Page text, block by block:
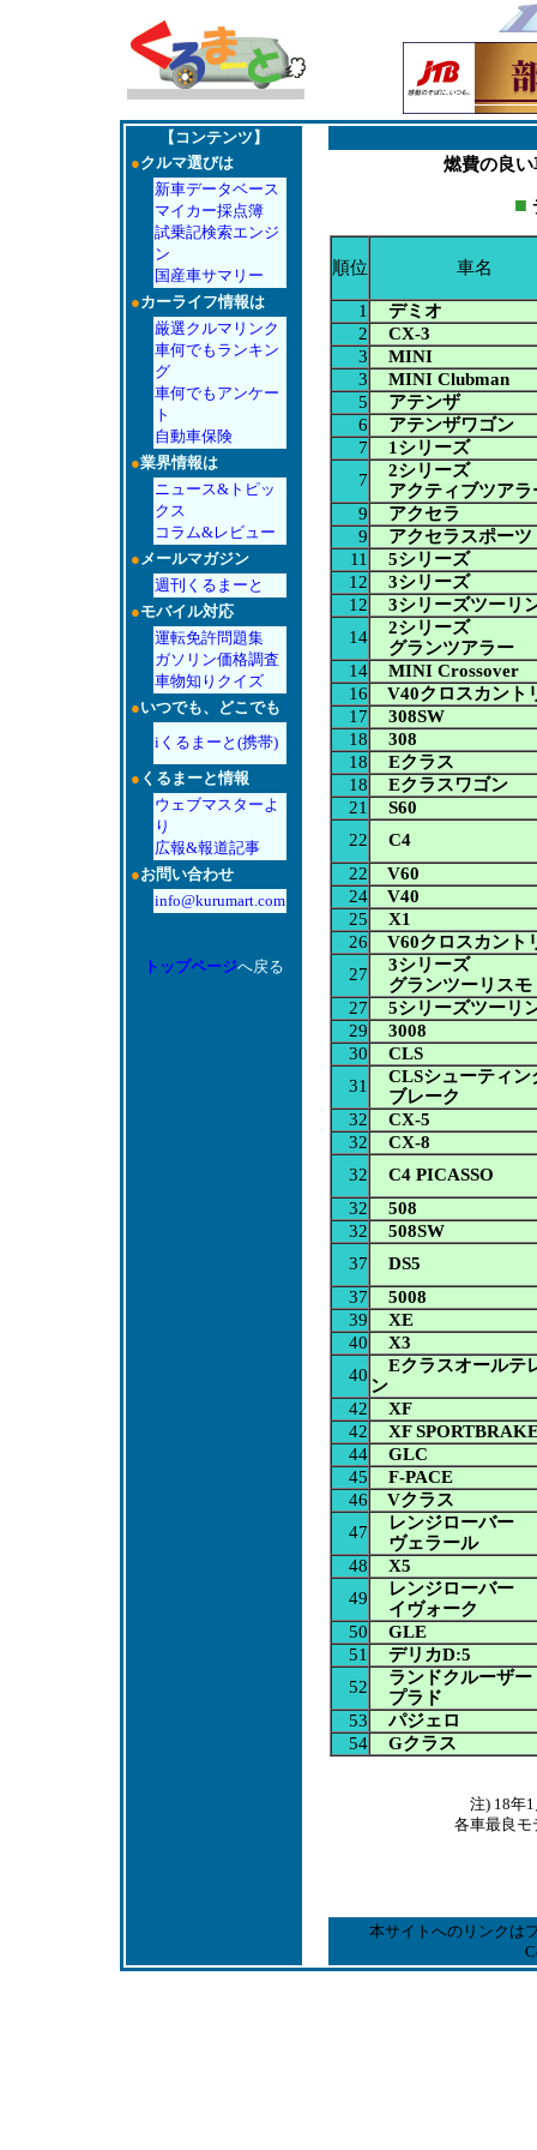
【コンテンツ】
●クルマ選びは
新車データベース
マイカー採点簿
試乗記検索エンジ
ン
国産車サマリー
●カーライフ情報は
厳選クルマリンク
車何でもランキン
グ
車何でもアンケー
ト
自動車保険
●業界情報は
ニュース&トピッ
クス
コラム&レビュー
●メールマガジン
週刊くるまーと
●モバイル対応
運転免許問題集
ガソリン価格調査
車物知りクイズ
●いつでも、どこでも
iくるまーと(携帯)
● くるまーと情報
ウェブマスターよ
り
広報&報道記事
●お問い合わせ
info@kurumart.com
トップページへ戻る
燃費の良
■
順位 車名
1
デミオ
2
CX-3
3
MINI
3
MINI Clubman
5
アテンザ
6
アテンザワゴン
7
1シリーズ
7
2シリーズ
アクティブツアラ
9
アクセラ
9
アクセラスポーツ
11
5シリーズ
12
3シリーズ
12
3シリーズツーリ
14
2シリーズ
グランツアラー
14
MINI Crossover
16
V40クロスカント
17
308SW
18
308
18
Eクラス
18
Eクラスワゴン
21
S60
22
C4
22
V60
24
V40
25
X1
26
V60クロスカント
27
3シリーズ
グランツーリスモ
27
5シリーズツーリ
29
3008
30
CLS
31
CLSシューティン
ブレーク
32
CX-5
32
CX-8
32
C4 PICASSO
32
508
32
508SW
37
DS5
37
5008
39
XE
40
X3
40
Eクラスオールテ
ン
42
XF
42
XF
44
GLC
45
F-PACE
46
Vクラス
47
レンジローバー
ヴェラール
48
X5
49
レンジローバー
イヴォーク
50
GLE
51
デリカD:5
52
ランドクルーザー
プラド
53
パジェロ
54
Gクラス
注) 18年
各車最良モ
本サイトへのリンクは